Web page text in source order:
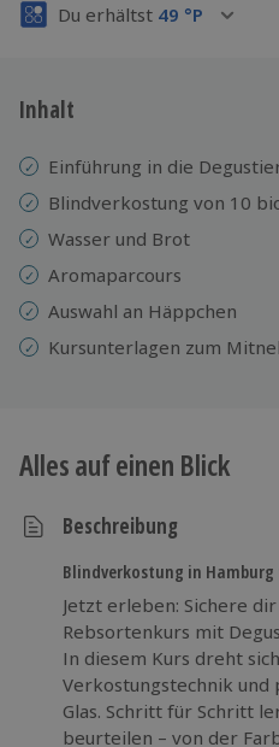
Volle Flexibilität
3 Jahre gültig & verlängerbar.
Du erhältst 49 °P
Inhalt
Einführung in die
Blindverkostung von 10
Wasser und Brot
Aromaparcours
Auswahl an Häppchen
Kursunterlagen zum
Alles auf einen Blick
Beschreibung
Blindverkostung in Hamburg
Jetzt erleben: Sichere
Rebsortenkurs mit
In diesem Kurs dreht
Verkostungstechnik
Glas. Schritt für Schritt
beurteilen – von der